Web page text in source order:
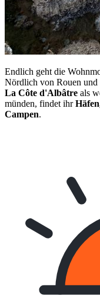
Endlich geht die
Nördlich von Rouen und
La Côte d'Albâtre als
münden, findet ihr
Campen.